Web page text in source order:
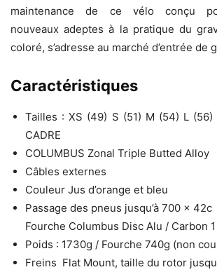
maintenance de ce vélo conçu
nouveaux adeptes à la pratique du
coloré, s’adresse au marché d’entrée de
Caractéristiques
Tailles : XS (49) S (51) M (54) L (56)
CADRE
COLUMBUS Zonal Triple Butted Alloy
Câbles externes
Couleur Jus d’orange et bleu
Passage des pneus jusqu’à 700 x 42c
Fourche Columbus Disc Alu / Carbon
Poids : 1730g / Fourche 740g (non
Freins Flat Mount, taille du rotor